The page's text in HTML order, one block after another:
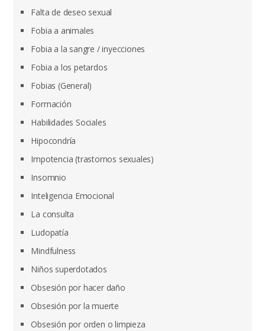
Falta de deseo sexual
Fobia a animales
Fobia a la sangre / inyecciones
Fobia a los petardos
Fobias (General)
Formación
Habilidades Sociales
Hipocondría
Impotencia (trastornos sexuales)
Insomnio
Inteligencia Emocional
La consulta
Ludopatía
Mindfulness
Niños superdotados
Obsesión por hacer daño
Obsesión por la muerte
Obsesión por orden o limpieza